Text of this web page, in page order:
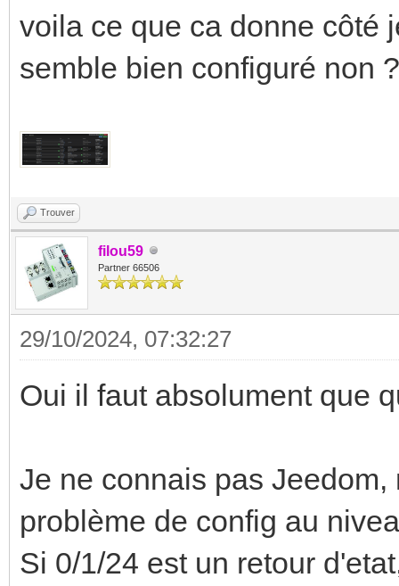
voila ce que ca donne côté
semble bien configuré non ?
Trouver
filou59
Partner 66506
29/10/2024, 07:32:27
Oui il faut absolument que
Je ne connais pas
problème de config au
Si 0/1/24 est un retour